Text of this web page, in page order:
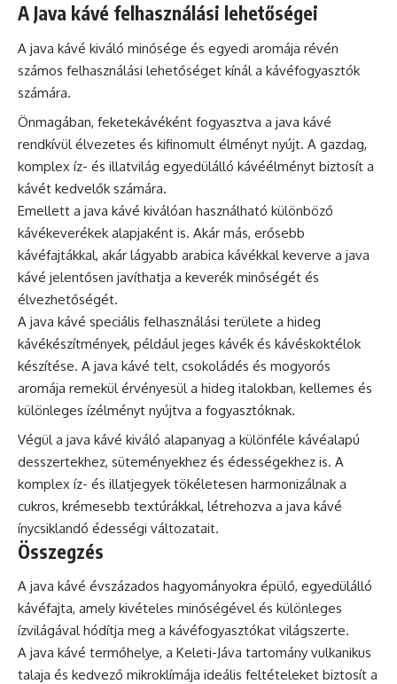
A Java kávé felhasználási lehetőségei
A java kávé kiváló minősége és egyedi aromája révén
számos felhasználási lehetőséget kínál a kávéfogyasztók
számára.
Önmagában, feketekávéként fogyasztva a java kávé
rendkívül élvezetes és kifinomult élményt nyújt. A gazdag,
komplex íz- és illatvilág egyedülálló kávéélményt biztosít a
kávét kedvelők számára.
Emellett a java kávé kiválóan használható különböző
kávékeverékek alapjaként is. Akár más, erősebb
kávéfajtákkal, akár lágyabb arabica kávékkal keverve a java
kávé jelentősen javíthatja a keverék minőségét és
élvezhetőségét.
A java kávé speciális felhasználási területe a hideg
kávékészítmények, például jeges kávék és kávéskoktélok
készítése. A java kávé telt, csokoládés és mogyorós
aromája remekül érvényesül a hideg italokban, kellemes és
különleges ízélményt nyújtva a fogyasztóknak.
Végül a java kávé kiváló alapanyag a különféle kávéalapú
desszertekhez, süteményekhez és édességekhez is. A
komplex íz- és illatjegyek tökéletesen harmonizálnak a
cukros, krémesebb textúrákkal, létrehozva a java kávé
ínycsiklandó édességi változatait.
Összegzés
A java kávé évszázados hagyományokra épülő, egyedülálló
kávéfajta, amely kivételes minőségével és különleges
ízvilágával hódítja meg a kávéfogyasztókat világszerte.
A java kávé termőhelye, a Keleti-Jáva tartomány vulkanikus
talaja és kedvező mikroklímája ideális feltételeket biztosít a